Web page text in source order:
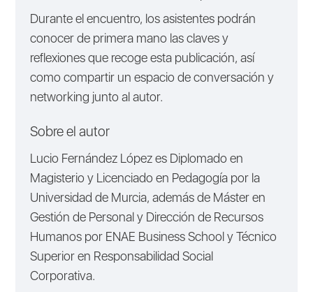
Durante el encuentro, los asistentes podrán
conocer de primera mano las claves y
reflexiones que recoge esta publicación, así
como compartir un espacio de conversación y
networking junto al autor.
Sobre el autor
Lucio Fernández Lópezes Diplomado en
Magisterio y Licenciado en Pedagogía por la
Universidad de Murcia, además de Máster en
Gestión de Personal y Dirección de Recursos
Humanos por ENAE Business School y Técnico
Superior en Responsabilidad Social
Corporativa.